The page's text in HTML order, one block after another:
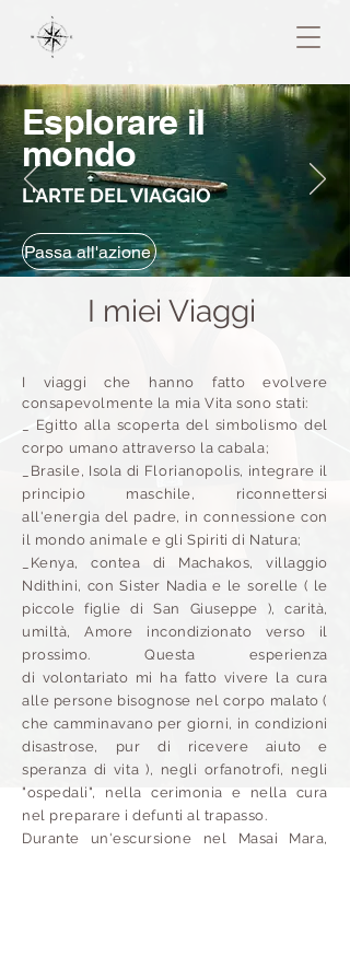
Esplorare il
mondo
L'ARTE DEL VIAGGIO
Passa all'azione
I miei Viaggi
I viaggi che hanno fatto evolvere
consapevolmente la mia Vita sono stati:
_ Egitto alla scoperta del simbolismo del
corpo umano attraverso la cabala;
Brasile, Isola di Florianopolis, integrare il
principio maschile, riconnettersi
all'energia del padre, in connessione con
il mondo animale e gliSpiriti di Natura;
_Kenya, contea di Machakos, villaggio
Ndithini, con Sister Nadia e lesorelle ( le
piccole figlie di San Giuseppe ), carità,
umiltà, Amore incondizionato verso il
prossimo. Questa esperienza
di volontariato mi ha fatto vivere la cura
alle persone bisognose nel corpo malato (
che camminavano per giorni, in condizioni
disastrose, pur di ricevere aiuto e
speranza di vita ), negli orfanotrofi, negli
"ospedali", nella cerimonia e nella cura
nel preparare i defunti al trapasso.
Durante un'escursione nel Masai Mara,